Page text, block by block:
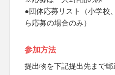
●団体応募リスト（小学校
ら応募の場合のみ）
参加方法
提出物を下記提出先まで郵